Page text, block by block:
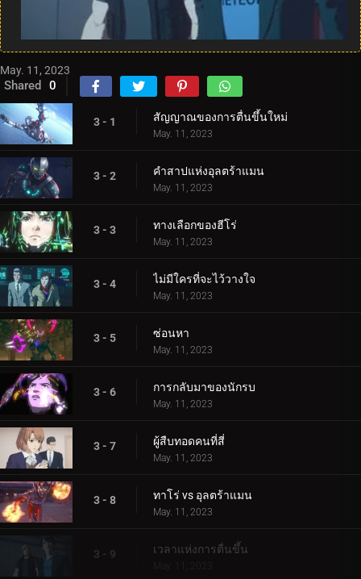
May. 11, 2023
Shared 0
3 - 1 สัญญาณของการตื่นขึ้นใหม่
May. 11, 2023
3 - 2 คำสาปแห่งอุลตร้าแมน
May. 11, 2023
3 - 3 ทางเลือกของฮีโร่
May. 11, 2023
3 - 4 ไม่มีใครที่จะไว้วางใจ
May. 11, 2023
3 - 5 ซ่อนหา
May. 11, 2023
3 - 6 การกลับมาของนักรบ
May. 11, 2023
3 - 7 ผู้สืบทอดคนที่สี่
May. 11, 2023
3 - 8 ทาโร่ vs อุลตร้าแมน
May. 11, 2023
3 - 9 เวลาแห่งการตื่นขึ้น